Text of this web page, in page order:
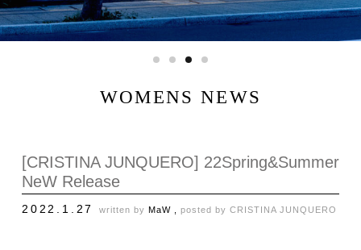
WOMENS NEWS
[CRISTINA JUNQUERO] 22Spring&Summer
NeW Release
2022.1.27 written by MaW , posted by CRISTINA JUNQUERO